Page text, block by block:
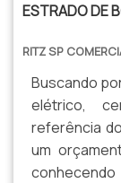
ESTRADO DE
RITZ SP
Buscando
elétrico,
referência
um